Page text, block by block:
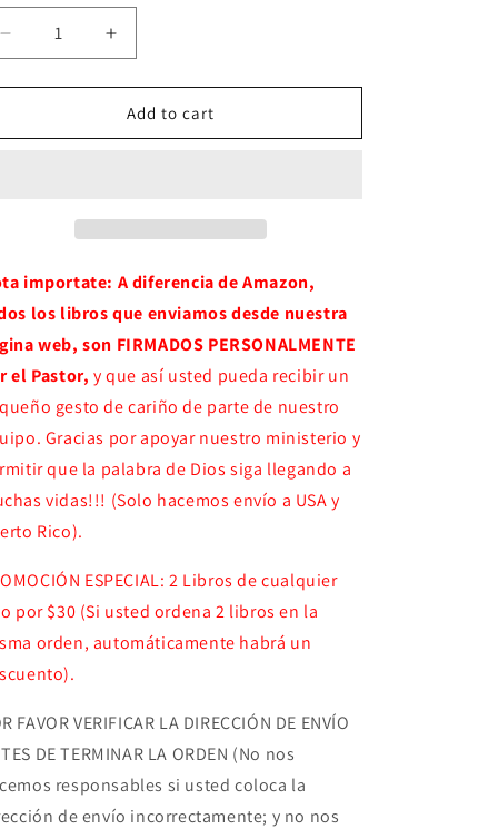
Decrease
quantity
for
el
Jahaziel
(Versión
Firmada
por
autor)
Increase
quantity
for
Israel,
el
Jahaziel
(Versión
Firmada
por
el
autor)
Add to cart
importate: A diferencia de Amazon,
los libros que enviamos desde nuestra
web, son FIRMADOS PERSONALMENTE
el Pastor, y que así usted pueda recibir un
gesto de cariño de parte de nuestro
Gracias por apoyar nuestro ministerio y
que la palabra de Dios siga llegando a
vidas!!! (Solo hacemos envío a USA y
Rico).
ESPECIAL: 2 Libros de cualquier
por $30 (Si usted ordena 2 libros en la
orden, automáticamente habrá un
FAVOR VERIFICAR LA DIRECCIÓN DE ENVÍO
DE TERMINAR LA ORDEN (No nos
responsables si usted coloca la
de envío incorrectamente; y no nos